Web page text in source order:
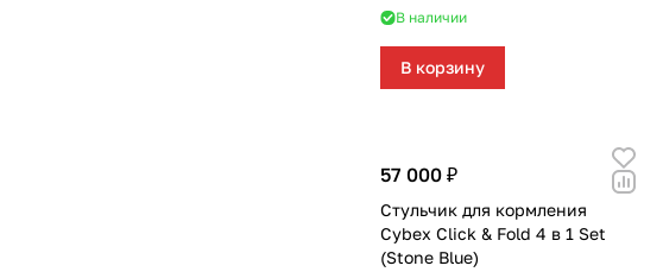
В наличии
В корзину
57 000 ₽
Стульчик для кормления
Cybex Click & Fold 4 в 1 Set
(Stone Blue)